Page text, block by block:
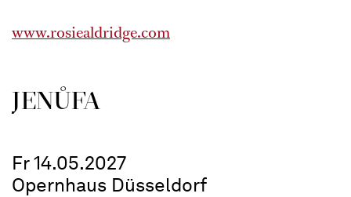
www.rosiealdridge.com
JENŮFA
Fr 14.05.2027
Opernhaus Düsseldorf